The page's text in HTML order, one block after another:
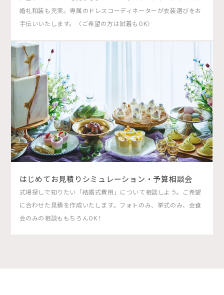
婚礼和装も充実。専属のドレスコーディネーターが衣装選びをお
手伝いいたします。〈ご希望の方は試着もOK〉
はじめてお見積りシミュレーション・予算相談会
式場探しで知りたい「結婚式費用」について相談しよう。ご希望
に合わせた見積を作成いたします。フォトのみ、挙式のみ、会食
会のみの相談ももちろんOK！